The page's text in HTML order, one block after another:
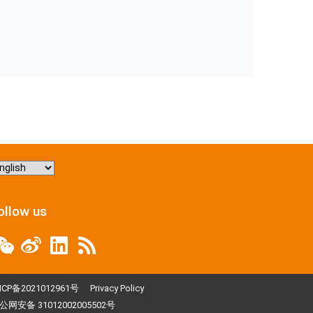
us
备2021012961号
Privacy Policy
网安备 31012002005502号